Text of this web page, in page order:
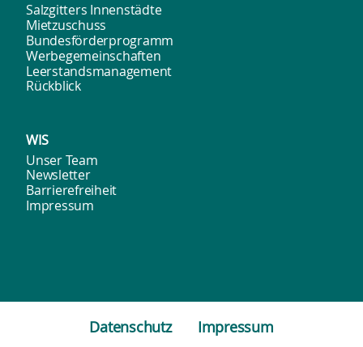
Salzgitters Innenstädte
Mietzuschuss
Bundesförderprogramm
Werbegemeinschaften
Leerstandsmanagement
Rückblick
WIS
Unser Team
Newsletter
Barrierefreiheit
Impressum
Datenschutz Impressum